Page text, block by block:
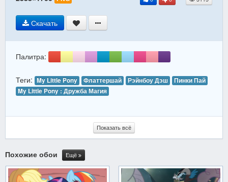
Скачать
Палитра:
Теги: My Little Pony Флаттершай Рэйнбоу Дэш
Пинки Пай
My Little Pony : Дружба Магия
Показать всё
Похожие обои Ещё